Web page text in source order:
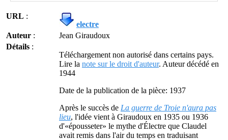
URL :
electre
Auteur :
Jean Giraudoux
Détails :
Téléchargement non autorisé dans certains pays.
Lire la note sur le droit d'auteur. Auteur décédé en
1944
Date de la publication de la pièce: 1937
Après le succès de La guerre de Troie n'aura pas
lieu, l'idée vient à Giraudoux en 1935 ou 1936
d'«épousseter» le mythe d'Électre que Claudel
avait remis dans l'air du temps en traduisant